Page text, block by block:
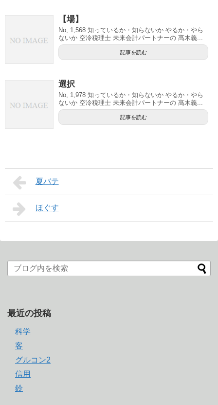
【場】
No, 1,568 知っているか・知らないか やるか・やら
ないか 空冷税理士 未来会計パートナーの 髙木義...
記事を読む
選択
No, 1,978 知っているか・知らないか やるか・やら
ないか 空冷税理士 未来会計パートナーの 髙木義...
記事を読む
夏バテ
ほぐす
最近の投稿
科学
客
グルコン2
信用
鈴